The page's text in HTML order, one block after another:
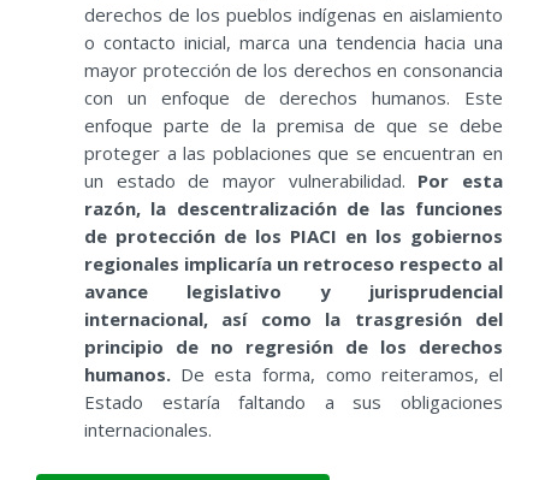
derechos de los pueblos indígenas en aislamiento
o contacto inicial, marca una tendencia hacia una
mayor protección de los derechos en consonancia
con un enfoque de derechos humanos. Este
enfoque parte de la premisa de que se debe
proteger a las poblaciones que se encuentran en
un estado de mayor vulnerabilidad. Por esta
razón, la descentralización de las funciones
de protección de los PIACI en los gobiernos
regionales implicaría un retroceso respecto al
avance legislativo y jurisprudencial
internacional, así como la trasgresión del
principio de no regresión de los derechos
humanos. De esta forma, como reiteramos, el
Estado estaría faltando a sus obligaciones
internacionales.